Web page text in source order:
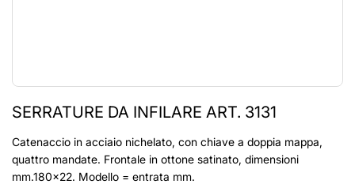
SERRATURE DA INFILARE ART. 3131
Catenaccio in acciaio nichelato, con chiave a doppia mappa,
quattro mandate. Frontale in ottone satinato, dimensioni
mm.180x22. Modello = entrata mm.